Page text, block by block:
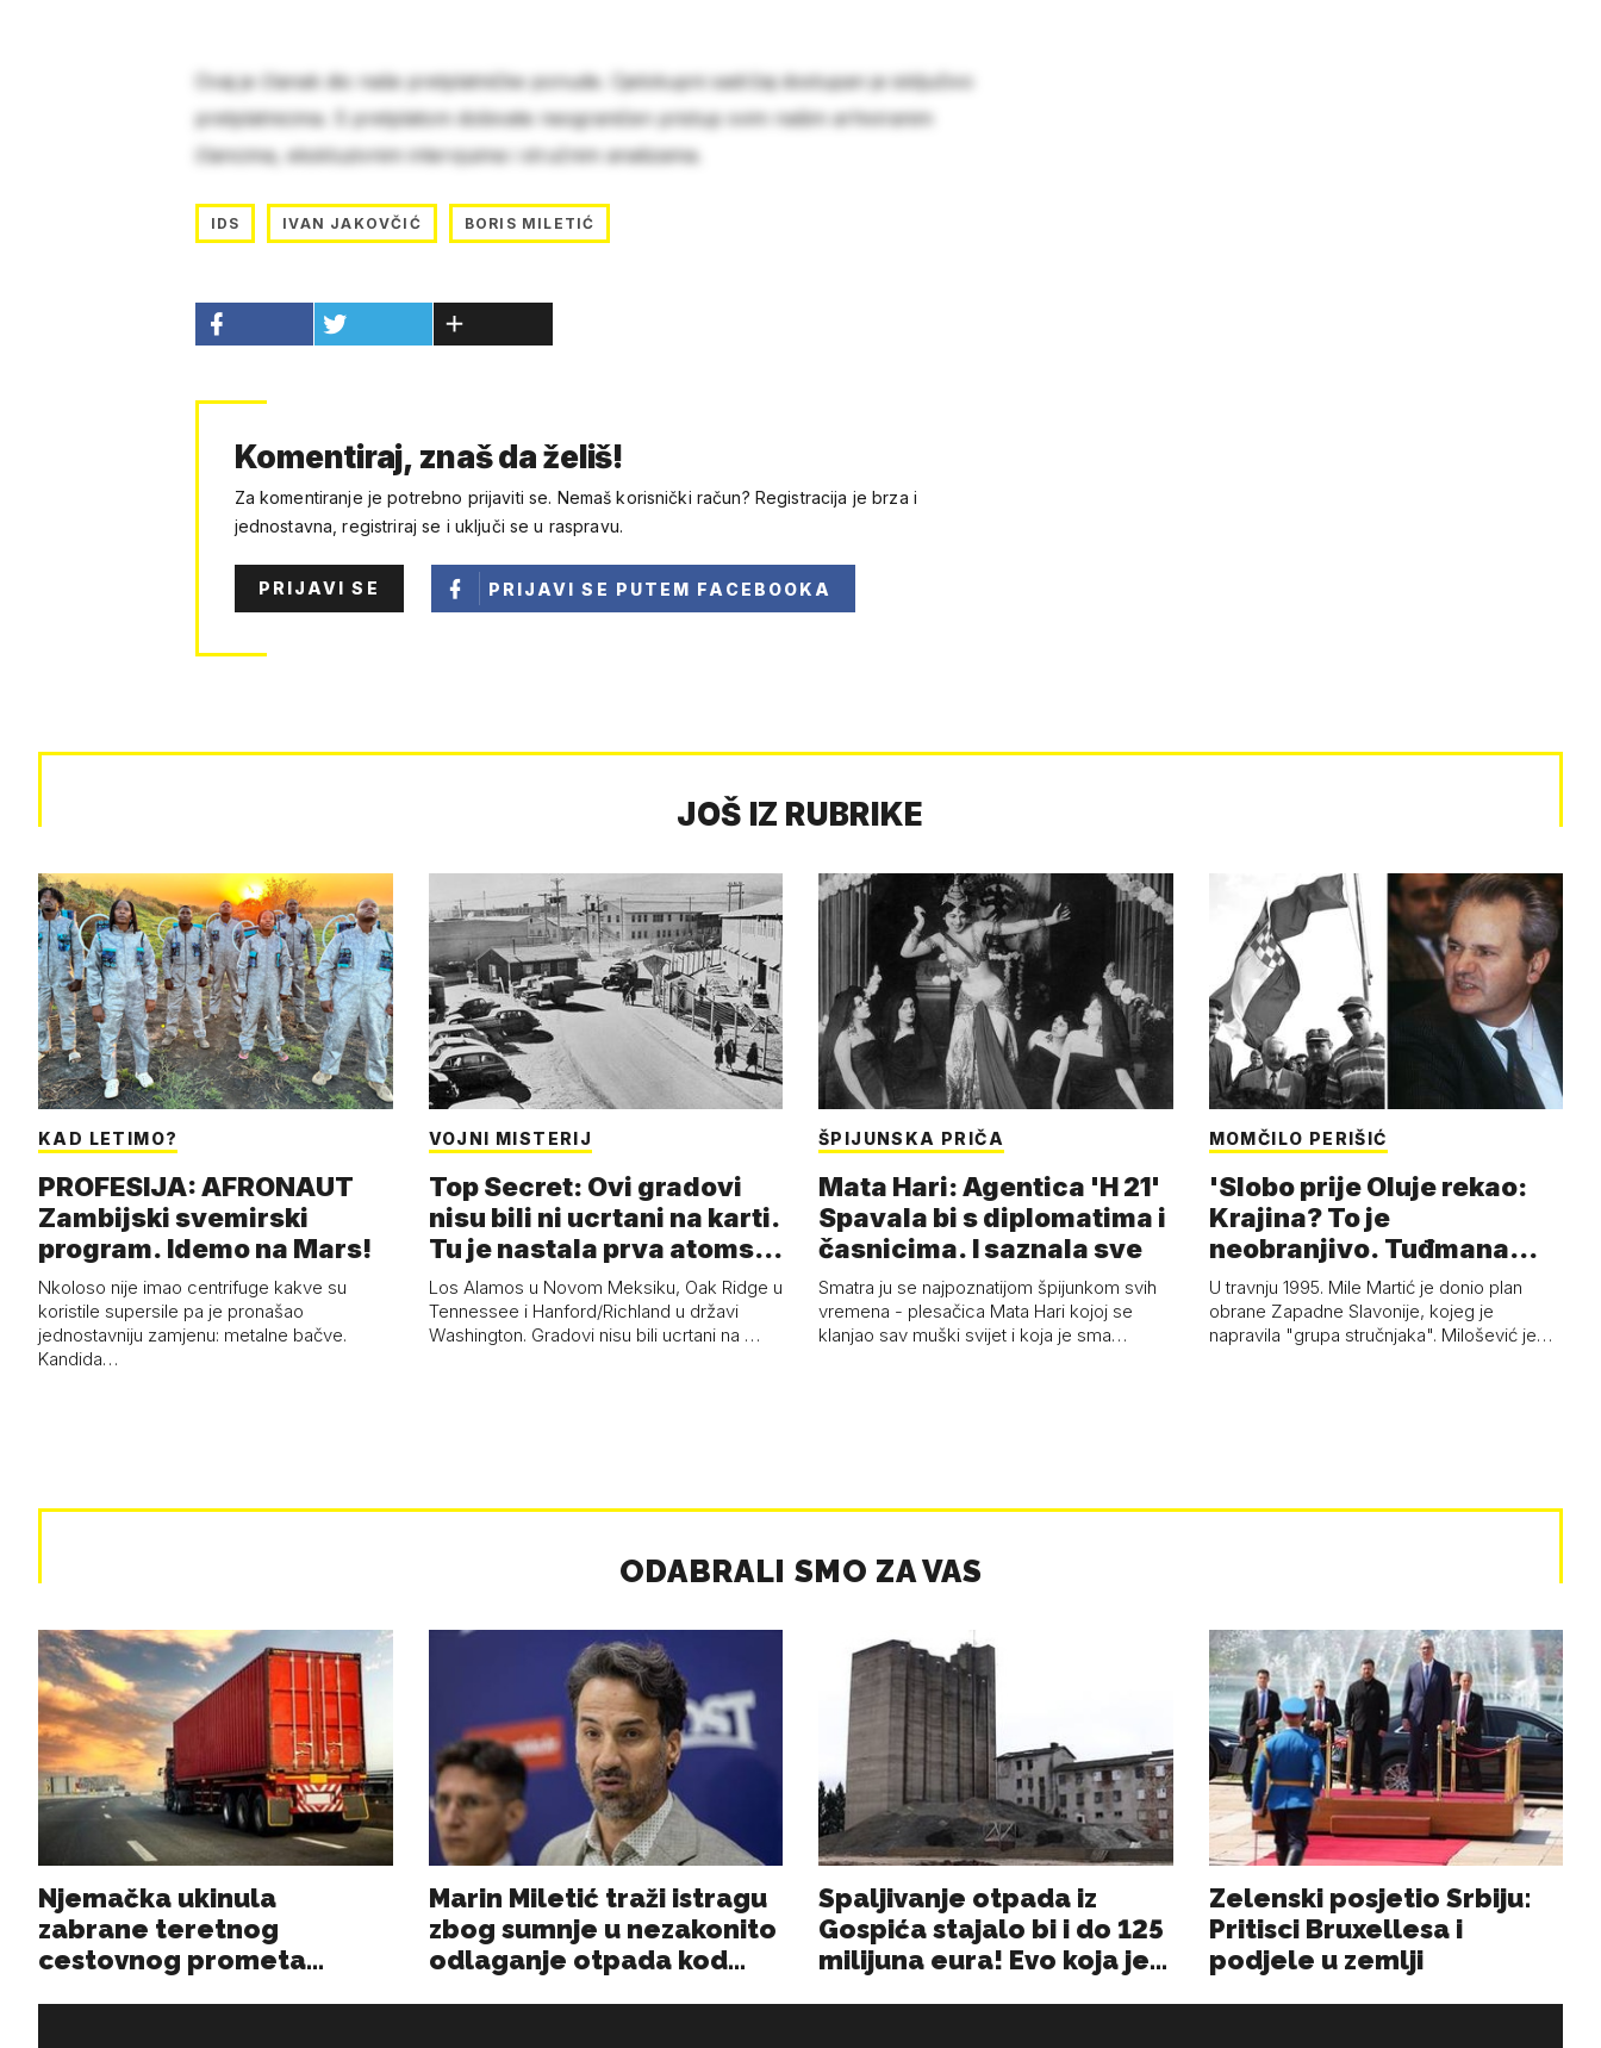
Ovaj je članak dio naše pretplatničke ponude. Cjelokupni sadržaj dostupan je isključivo
pretplatnicima. S pretplatom dobivate neograničen pristup svim našim arhiviranim
člancima, ekskluzivnim intervjuima i stručnim analizama.
IDS IVAN JAKOVČIĆ BORIS MILETIĆ
Komentiraj, znaš da želiš!
Za komentiranje je potrebno prijaviti se. Nemaš korisnički račun? Registracija je brza i
jednostavna, registriraj se i uključi se u raspravu.
PRIJAVI SE PRIJAVI SE PUTEM FACEBOOKA
JOŠ IZ RUBRIKE
KAD LETIMO?
PROFESIJA: AFRONAUT
Zambijski svemirski
program. Idemo na Mars!
Nkoloso nije imao centrifuge kakve su
koristile supersile pa je pronašao
jednostavniju zamjenu: metalne bačve.
Kandida…
VOJNI MISTERIJ
Top Secret: Ovi gradovi
nisu bili ni ucrtani na karti.
Tu je nastala prva atoms…
Los Alamos u Novom Meksiku, Oak Ridge u
Tennessee i Hanford/Richland u državi
Washington. Gradovi nisu bili ucrtani na …
ŠPIJUNSKA PRIČA
Mata Hari: Agentica 'H 21'
Spavala bi s diplomatima i
časnicima. I saznala sve
Smatra ju se najpoznatijom špijunkom svih
vremena - plesačica Mata Hari kojoj se
klanjao sav muški svijet i koja je sma…
MOMČILO PERIŠIĆ
'Slobo prije Oluje rekao:
Krajina? To je
neobranjivo. Tuđmana
zvao Krivousti'
U travnju 1995. Mile Martić je donio plan
obrane Zapadne Slavonije, kojeg je
napravila "grupa stručnjaka". Milošević je…